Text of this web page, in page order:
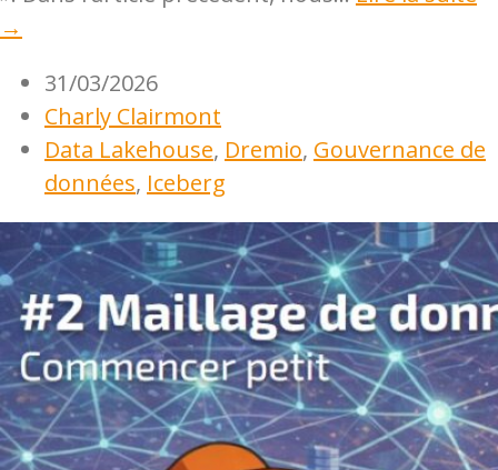
→
31/03/2026
Charly Clairmont
Data Lakehouse, Dremio, Gouvernance de
données, Iceberg